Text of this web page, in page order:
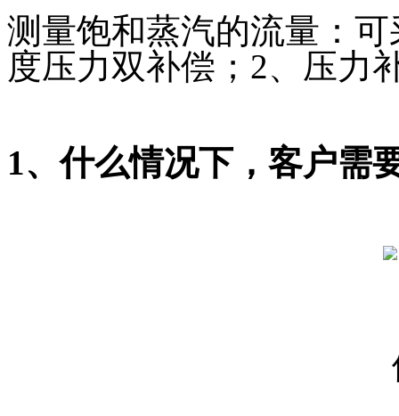
测量饱和蒸汽的流量：
度压力双补偿；2、压力
1、什么情况下，客户需